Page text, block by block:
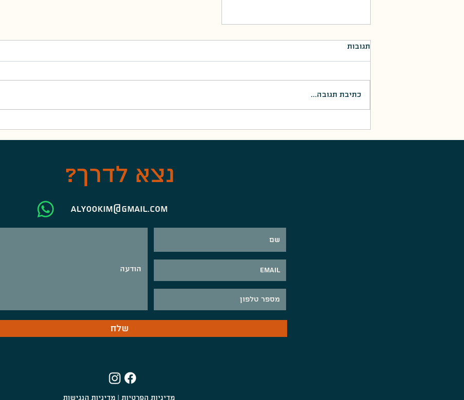
אחי גיבורי התהילה
תגובות
כתיבת תגובה...
נצא לדרך?
alyookim@gmail.com
שלח